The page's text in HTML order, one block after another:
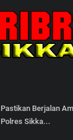
Pastikan Berjalan
Polres Sikka...